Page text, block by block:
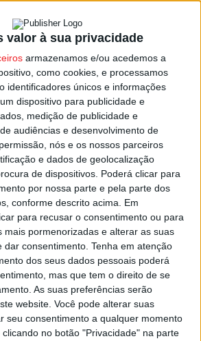
valor à sua privacidade
armazenamos e/ou acedemos a
como cookies, e processamos
identificadores únicos e informações
dispositivo para publicidade e
medição de publicidade e
audiências e desenvolvimento de
nós e os nossos parceiros
e dados de geolocalização
de dispositivos. Poderá clicar para
por nossa parte e pela parte dos
conforme descrito acima. Em
para recusar o consentimento ou para
mais pormenorizadas e alterar as suas
dar consentimento. Tenha em atenção
dos seus dados pessoais poderá
mas que tem o direito de se
As suas preferências serão
website. Você pode alterar suas
seu consentimento a qualquer momento
no botão "Privacidade" na parte
provocando o isolamento
O acesso já foi restabelecido,
interdita por tempo
cortes de energia em
ao realojamento preventivo de um
municipais continuam a
e limpeza das vias.
para ouvir na Estação Diária – 96.8
Pub
tempo